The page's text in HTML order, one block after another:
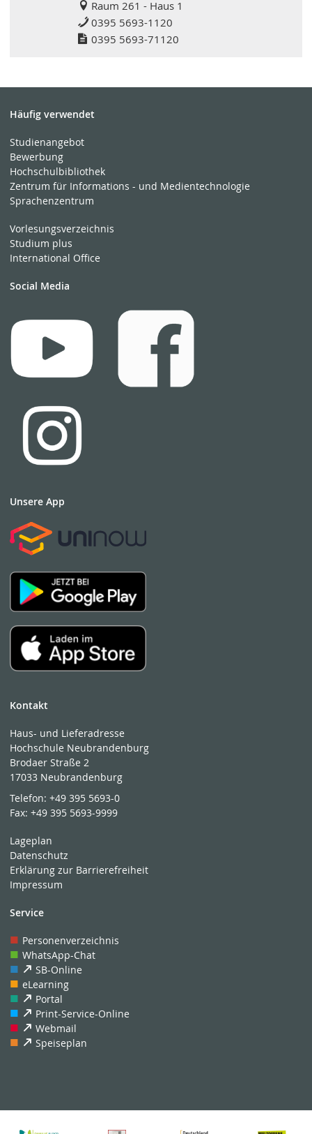
Raum 261 - Haus 1
0395 5693-1120
0395 5693-71120
Häufig verwendet
Studienangebot
Bewerbung
Hochschulbibliothek
Zentrum für Informations - und Medientechnologie
Sprachenzentrum
Vorlesungsverzeichnis
Studium plus
International Office
Social Media
Unsere App
Kontakt
Haus- und Lieferadresse
Hochschule Neubrandenburg
Brodaer Straße 2
17033 Neubrandenburg
Telefon:+49 395 5693-0
Fax:+49 395 5693-9999
Lageplan
Datenschutz
Erklärung zur Barrierefreiheit
Impressum
Service
Personenverzeichnis
WhatsApp-Chat
SB-Online
eLearning
Portal
Print-Service-Online
Webmail
Speiseplan